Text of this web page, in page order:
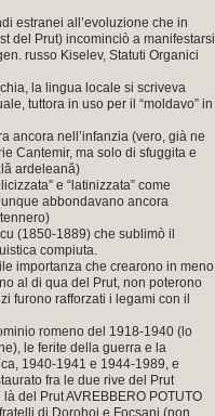
estranei all’evoluzione che in
del Prut) incominciò a manifestarsi
russo Kiselev, Statuti Organici
la lingua locale si scriveva
tuttora in uso per il “moldavo” in
ancora nell’infanzia (vero, già ne
Cantemir, ma solo di sfuggita e
ardeleană)
e “latinizzata” come
abbondavano ancora
(1850-1889) che sublimò il
compiuta.
importanza che crearono in meno
al di qua del Prut, non poterono
furono rafforzati i legami con il
romeno del 1918-1940 (lo
le ferite della guerra e la
1940-1941 e 1944-1989, e
fra le due rive del Prut
del Prut AVREBBERO POTUTO
di Dorohoi e Focşani (non